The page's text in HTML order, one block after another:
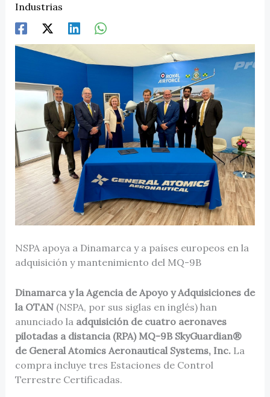
Industrias
NSPA apoya a Dinamarca y a países europeos en la
adquisición y mantenimiento del MQ-9B
Dinamarca y la Agencia de Apoyo y Adquisiciones de
la OTAN(NSPA, por sus siglas en inglés) han
anunciado la adquisición de cuatro aeronaves
pilotadas a distancia (RPA) MQ-9B SkyGuardian®
de General Atomics Aeronautical Systems, Inc.La
compra incluye tres Estaciones de Control
Terrestre Certificadas.